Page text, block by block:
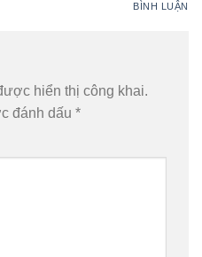
BÌNH LUẬN
hiển thị công khai.
đánh dấu *